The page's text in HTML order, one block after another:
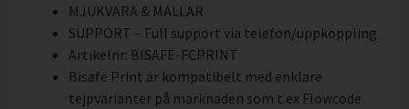
MJUKVARA & MALLAR
SUPPORT – Full support via telefon/uppkoppling
Artikelnr: BISAFE-FCPRINT
Bisafe Print är kompatibelt med enklare
tejpvarianter på marknaden som t.ex Flowcode